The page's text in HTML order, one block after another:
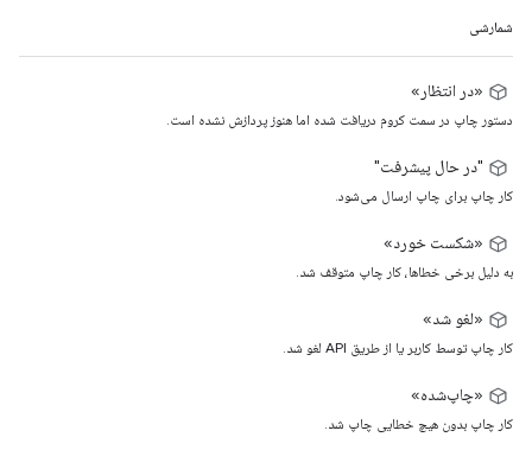
شمارشی
«در انتظار»
دستور چاپ در سمت کروم دریافت شده اما هنوز پردازش نشده است.
"در حال پیشرفت"
کار چاپ برای چاپ ارسال می‌شود.
«شکست خورد»
به دلیل برخی خطاها، کار چاپ متوقف شد.
«لغو شد»
کار چاپ توسط کاربر یا از طریق API لغو شد.
«چاپ‌شده»
کار چاپ بدون هیچ خطایی چاپ شد.